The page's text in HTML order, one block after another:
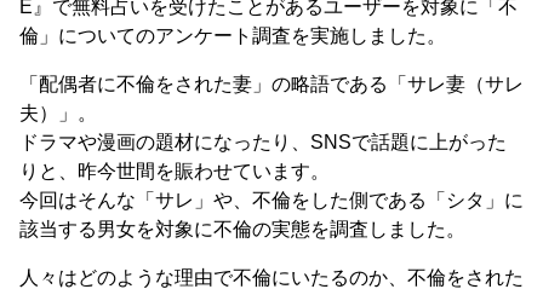
E』で無料占いを受けたことがあるユーザーを対象に「不
倫」についてのアンケート調査を実施しました。
「配偶者に不倫をされた妻」の略語である「サレ妻（サレ
夫）」。
ドラマや漫画の題材になったり、SNSで話題に上がった
りと、昨今世間を賑わせています。
今回はそんな「サレ」や、不倫をした側である「シタ」に
該当する男女を対象に不倫の実態を調査しました。
人々はどのような理由で不倫にいたるのか、不倫をされた